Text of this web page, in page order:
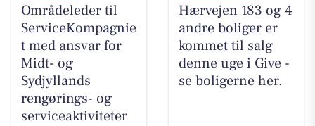
Områdeleder til
ServiceKompagnie
t med ansvar for
Midt- og
Sydjyllands
rengørings- og
serviceaktiviteter
Hærvejen 183 og 4
andre boliger er
kommet til salg
denne uge i Give -
se boligerne her.